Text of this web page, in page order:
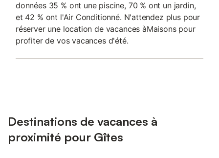
données 35 % ont une piscine, 70 % ont un jardin,
et 42 % ont l'Air Conditionné. N'attendez plus pour
réserver une location de vacances àMaisons pour
profiter de vos vacances d'été.
Destinations de vacances à
proximité pour Gîtes